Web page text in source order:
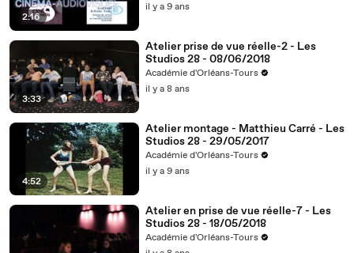
2:16
il y a 9 ans
3:33
Atelier prise de vue réelle-2 - Les
Studios 28 - 08/06/2018
Académie d'Orléans-Tours
il y a 8 ans
4:52
Atelier montage - Matthieu Carré - Les
Studios 28 - 29/05/2017
Académie d'Orléans-Tours
il y a 9 ans
Atelier en prise de vue réelle-7 - Les
Studios 28 - 18/05/2018
Académie d'Orléans-Tours